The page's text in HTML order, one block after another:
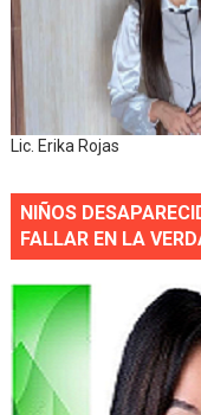
Lic. Erika Rojas
NIÑOS
FALLAR EN LA